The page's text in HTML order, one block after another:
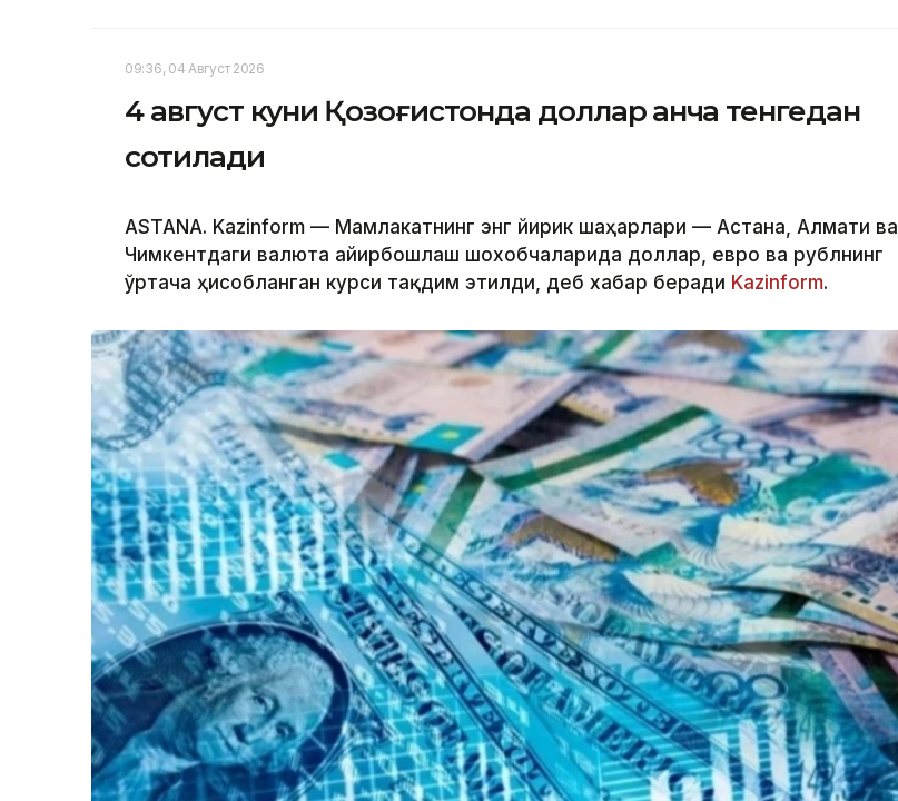
09:36, 04 Август 2026
4 август куни Қозоғистонда доллар қанча тенгедан
сотилади
ASTANA. Kazinform — Мамлакатнинг энг йирик шаҳарлари — Астана, Алмати ва
Чимкентдаги валюта айирбошлаш шохобчаларида доллар, евро ва рублнинг
ўртача ҳисобланган курси тақдим этилди, деб хабар беради Kazinform.